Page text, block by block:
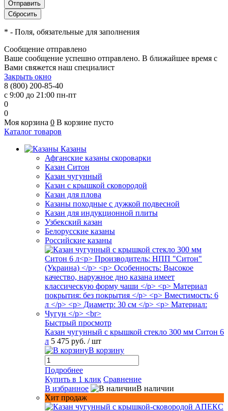
* - Поля, обязательные для заполнения
Сообщение отправлено
Ваше сообщение успешно отправлено. В ближайшее время с
Вами свяжется наш специалист
Закрыть окно
8 (800) 200-85-40
с 9:00 до 21:00 пн-пт
0
0
Моя корзина 0 В корзине пусто
Каталог товаров
Казаны
Афганские казаны скороварки
Казан Ситон
Казан чугунный
Казан с крышкой сковородой
Казан для плова
Казаны походные с дужкой подвесной
Казан для индукционной плиты
Узбекский казан
Белорусские казаны
Российские казаны
Быстрый просмотр
Казан чугунный с крышкой стекло 300 мм Ситон 6
л 5 475 руб. / шт
В корзину
Подробнее
Купить в 1 клик Сравнение
В избранное
В наличии
Хит продаж